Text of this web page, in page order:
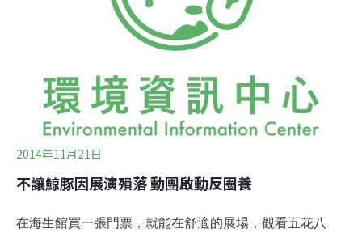
臟損傷，但是具體的死因卻不能確定。水族館首席執行館
約翰·奈廷格爾（John Nightinggale）在記者會上表示，他
們正在等待更多的檢驗結果，希望能夠找到原因。目前任
組織呼籲，要
2014年11月21日
不讓鯨豚因展演殞落 動團啟動反圈養
在海生館買一張門票，就能在舒適的展場，觀看五花八